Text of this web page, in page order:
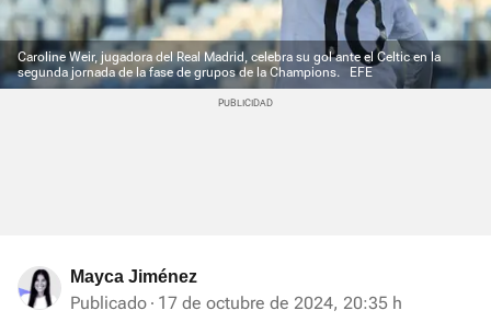
Caroline Weir, jugadora del Real Madrid, celebra su gol ante el Celtic en la
segunda jornada de la fase de grupos de la Champions.
EFE
Mayca Jiménez
Publicado 17 de octubre de 2024, 20:35 h